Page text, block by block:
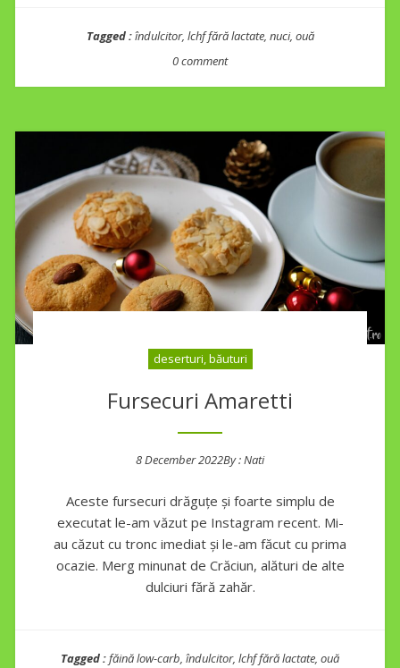
Tagged :îndulcitor, lchf fără lactate, nuci, ouă
0 comment
deserturi, băuturi
Fursecuri Amaretti
8 December 2022By :Nati
Aceste fursecuri drăguțe și foarte simplu de
executat le-am văzut pe Instagram recent. Mi-
au căzut cu tronc imediat și le-am făcut cu prima
ocazie. Merg minunat de Crăciun, alături de alte
dulciuri fără zahăr.
Tagged :făină low-carb, îndulcitor, lchf fără lactate, ouă